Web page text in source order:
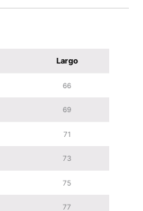
Largo
66
69
71
73
75
77